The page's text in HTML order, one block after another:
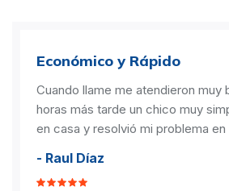
Económico y Rápido
Cuando llame me atendieron muy
horas más tarde un chico muy
en casa y resolvió mi problema en
- Raul Díaz